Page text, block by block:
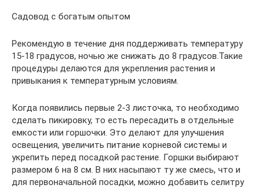
Садовод с богатым опытом
Рекомендую в течение дня поддерживать температуру
15-18 градусов, ночью же снижать до 8 градусов.Такие
процедуры делаются для укрепления растения и
привыкания к температурным условиям.
Когда появились первые 2-3 листочка, то необходимо
сделать пикировку, то есть пересадить в отдельные
емкости или горшочки. Это делают для улучшения
освещения, увеличить питание корневой системы и
укрепить перед посадкой растение. Горшки выбирают
размером 6 на 8 см. В них насыпают ту же смесь, что и
для первоначальной посадки, можно добавить селитру